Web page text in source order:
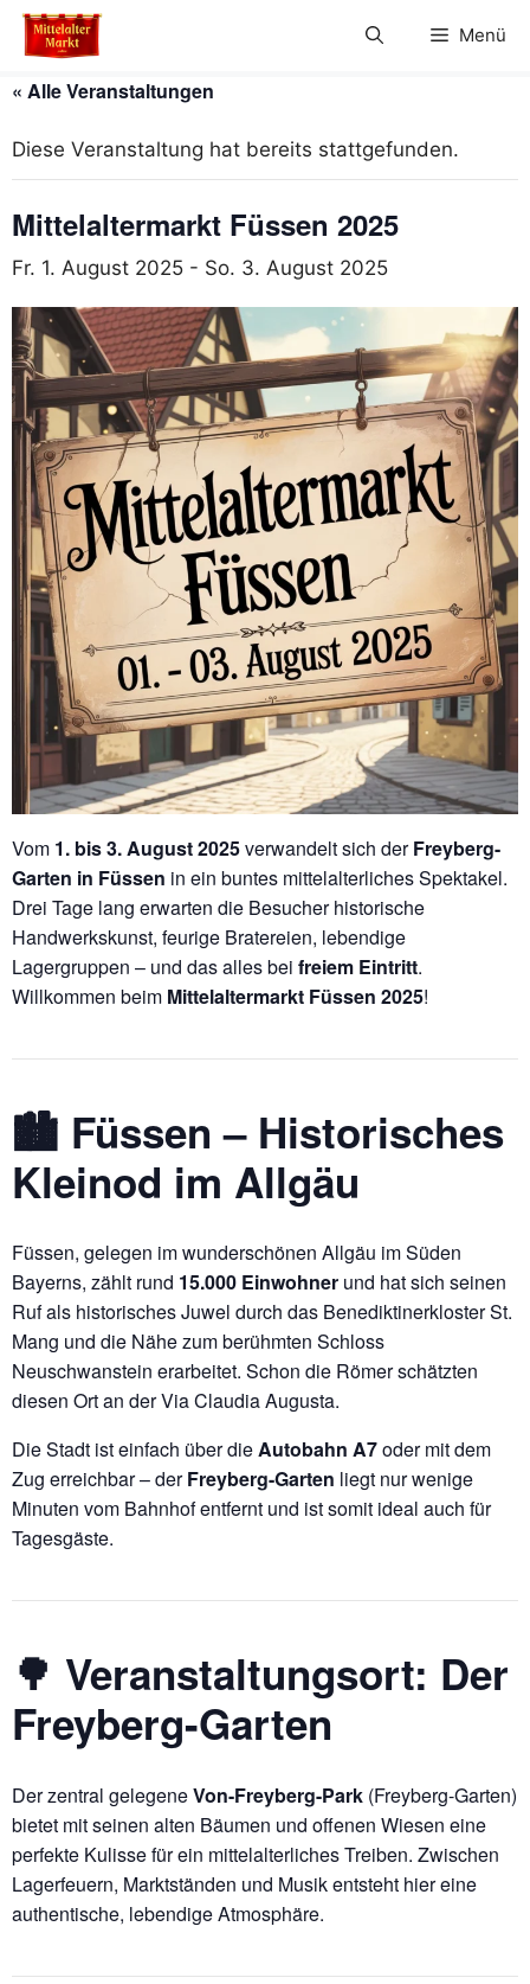
Zum
Inhalt
Menü
« Alle Veranstaltungen
Diese Veranstaltung hat bereits stattgefunden.
Mittelaltermarkt Füssen 2025
Fr. 1. August 2025 - So. 3. August 2025
Vom 1. bis 3. August 2025verwandelt sich derFreyberg-
Garten in Füssen in ein buntes mittelalterliches Spektakel.
Drei Tage lang erwarten die Besucher historische
Handwerkskunst, feurige Bratereien, lebendige
Lagergruppen – und das alles bei freiem Eintritt.
Willkommen beim Mittelaltermarkt Füssen 2025!
🏙️ Füssen – Historisches
Kleinod im Allgäu
Füssen, gelegen im wunderschönen Allgäu im Süden
Bayerns, zählt rund 15.000 Einwohner und hat sich seinen
Ruf als historisches Juwel durch das Benediktinerkloster St.
Mang und die Nähe zum berühmten Schloss
Neuschwanstein erarbeitet. Schon die Römer schätzten
diesen Ort an der Via Claudia Augusta.
Die Stadt ist einfach über dieAutobahn A7oder mit dem
Zug erreichbar – derFreyberg-Garten liegt nur wenige
Minuten vom Bahnhof entfernt und ist somit ideal auch für
Tagesgäste.
🌳 Veranstaltungsort: Der
Freyberg-Garten
Der zentral gelegeneVon-Freyberg-Park (Freyberg-Garten)
bietet mit seinen alten Bäumen und offenen Wiesen eine
perfekte Kulisse für ein mittelalterliches Treiben. Zwischen
Lagerfeuern, Marktständen und Musik entsteht hier eine
authentische, lebendige Atmosphäre.